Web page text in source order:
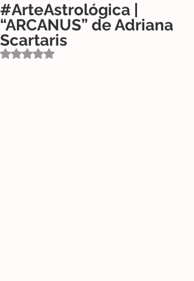
#ArteAstrológica |
“ARCANUS” de Adriana
Scartaris
Avaliado com NaN de 5 estrelas.